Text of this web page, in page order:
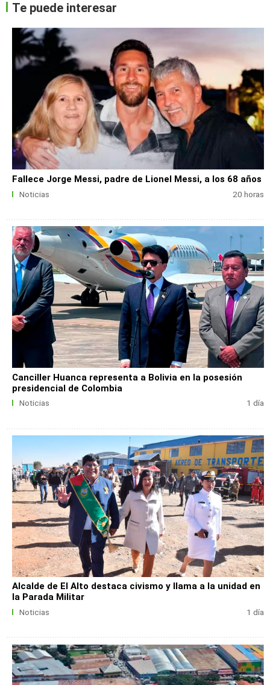
Te puede interesar
Fallece Jorge Messi, padre de Lionel Messi, a los 68 años
Noticias 20 horas
Canciller Huanca representa a Bolivia en la posesión
presidencial de Colombia
Noticias 1 día
Alcalde de El Alto destaca civismo y llama a la unidad en
la Parada Militar
Noticias 1 día